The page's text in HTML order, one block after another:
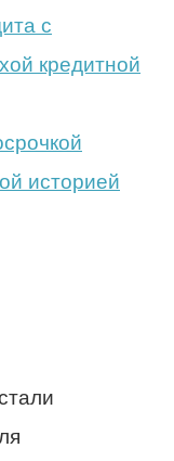
с
кредитной
историей